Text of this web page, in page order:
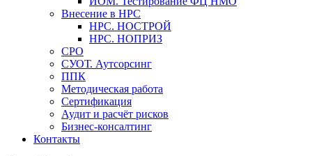
Внесение в НРС
НРС. НОСТРОЙ
НРС. НОПРИЗ
СРО
СУОТ. Аутсорсинг
ППК
Методическая работа
Сертификация
Аудит и расчёт рисков
Бизнес-консалтинг
Контакты